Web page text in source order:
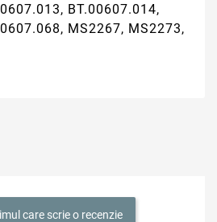
BT.00607.014,
MS2267, MS2273,
care scrie o recenzie